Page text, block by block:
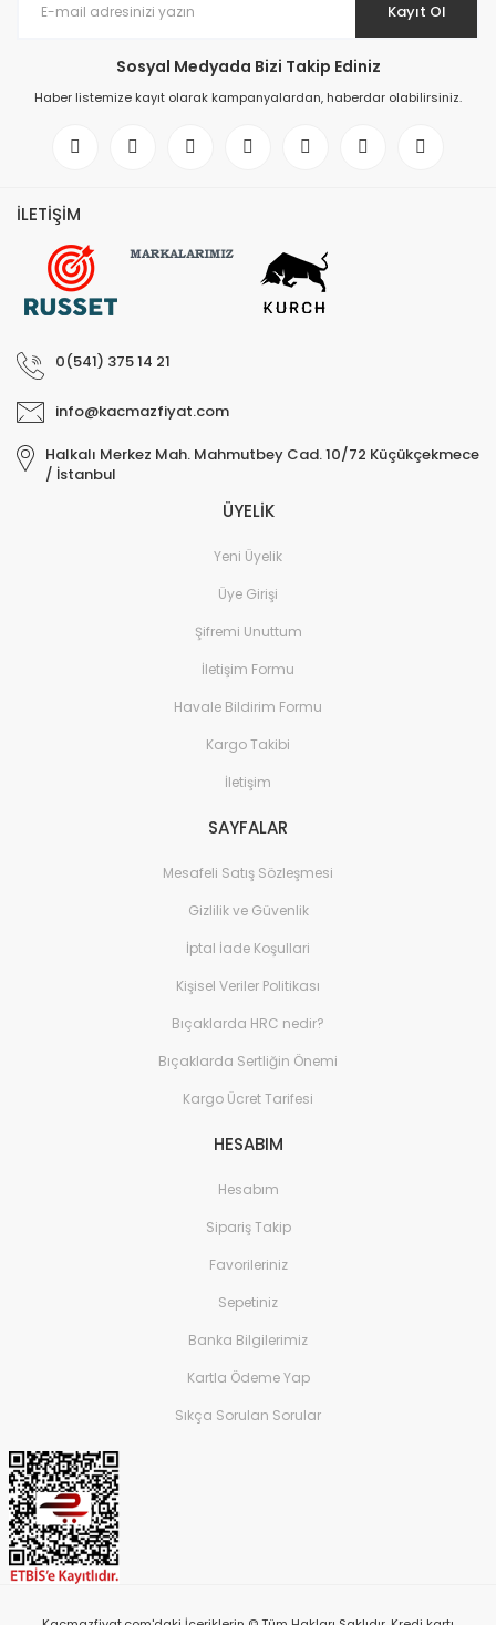
Kayıt Ol
Sosyal Medyada Bizi Takip Ediniz
Haber listemize kayıt olarak kampanyalardan, haberdar olabilirsiniz.
İLETİŞİM
0(541) 375 14 21
info@kacmazfiyat.com
Halkalı Merkez Mah. Mahmutbey Cad. 10/72 Küçükçekmece
/ İstanbul
ÜYELİK
Yeni Üyelik
Üye Girişi
Şifremi Unuttum
İletişim Formu
Havale Bildirim Formu
Kargo Takibi
İletişim
SAYFALAR
Mesafeli Satış Sözleşmesi
Gizlilik ve Güvenlik
İptal İade Koşullari
Kişisel Veriler Politikası
Bıçaklarda HRC nedir?
Bıçaklarda Sertliğin Önemi
Kargo Ücret Tarifesi
HESABIM
Hesabım
Sipariş Takip
Favorileriniz
Sepetiniz
Banka Bilgilerimiz
Kartla Ödeme Yap
Sıkça Sorulan Sorular